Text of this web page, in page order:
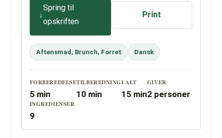
Spring til
opskriften
Print
Aftensmad, Brunch, Forret Dansk
FORBEREDELSE
5 min
TILBEREDNING
10 min
I ALT
15 min
GIVER
2 personer
INGREDIENSER
9